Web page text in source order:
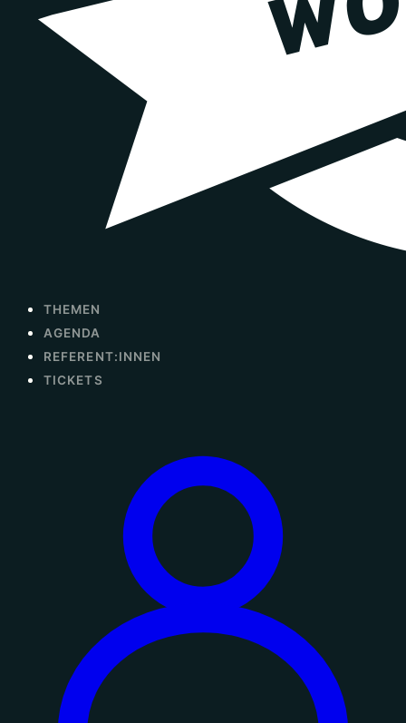
THEMEN
AGENDA
REFERENT:INNEN
TICKETS